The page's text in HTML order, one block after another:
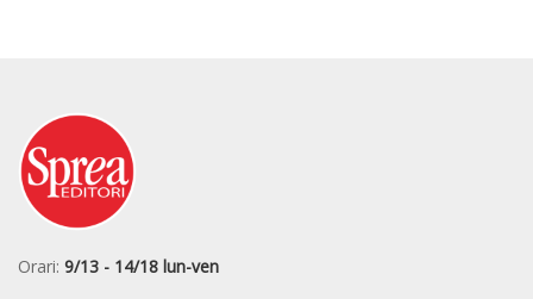
Orari: 9/13 - 14/18 lun-ven